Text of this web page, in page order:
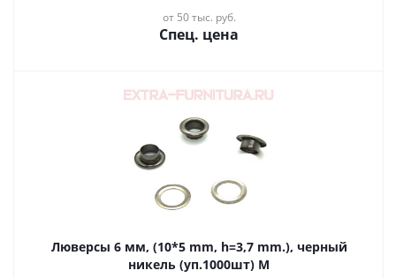
от 50 тыс. руб.
Спец. цена
Люверсы 6 мм, (10*5 mm, h=3,7 mm.), черный
никель (уп.1000шт) М